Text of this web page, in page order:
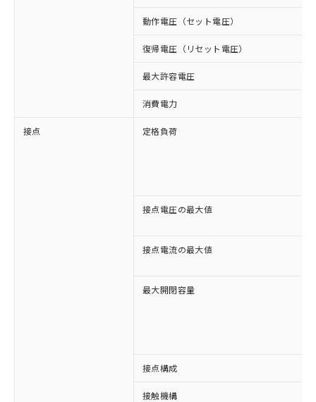
動作電圧（セット電圧）
復帰電圧（リセット電圧）
最大許容電圧
消費電力
接点 定格負荷
接点電圧の最大値
接点電流の最大値
最大開閉容量
接点構成
接触機構